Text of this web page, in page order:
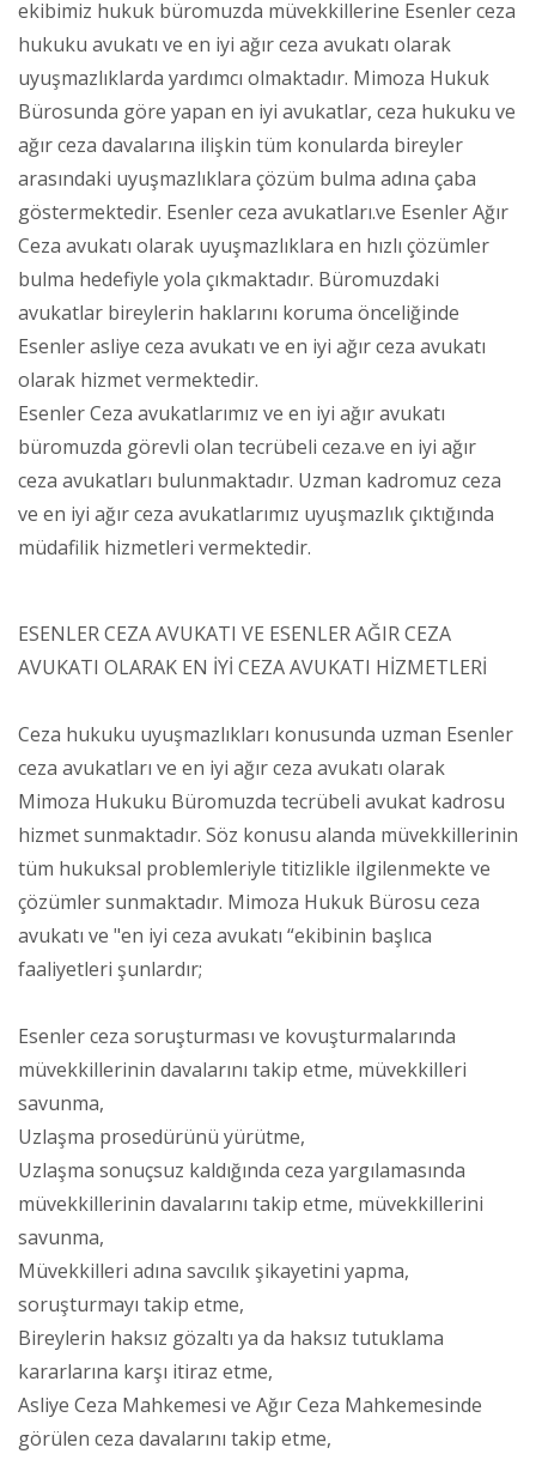
ekibimiz hukuk büromuzda müvekkillerine Esenler ceza
hukuku avukatı ve en iyi ağır ceza avukatı olarak
uyuşmazlıklarda yardımcı olmaktadır. Mimoza Hukuk
Bürosunda göre yapan en iyi avukatlar, ceza hukuku ve
ağır ceza davalarına ilişkin tüm konularda bireyler
arasındaki uyuşmazlıklara çözüm bulma adına çaba
göstermektedir. Esenler ceza avukatları.ve Esenler Ağır
Ceza avukatı olarak uyuşmazlıklara en hızlı çözümler
bulma hedefiyle yola çıkmaktadır. Büromuzdaki
avukatlar bireylerin haklarını koruma önceliğinde
Esenler asliye ceza avukatı ve en iyi ağır ceza avukatı
olarak hizmet vermektedir.
Esenler Ceza avukatlarımız ve en iyi ağır avukatı
büromuzda görevli olan tecrübeli ceza.ve en iyi ağır
ceza avukatları bulunmaktadır. Uzman kadromuz ceza
ve en iyi ağır ceza avukatlarımız uyuşmazlık çıktığında
müdafilik hizmetleri vermektedir.
ESENLER CEZA AVUKATI VE ESENLER AĞIR CEZA
AVUKATI OLARAK EN İYİ CEZA AVUKATI HİZMETLERİ
Ceza hukuku uyuşmazlıkları konusunda uzman Esenler
ceza avukatları ve en iyi ağır ceza avukatı olarak
Mimoza Hukuku Büromuzda tecrübeli avukat kadrosu
hizmet sunmaktadır. Söz konusu alanda müvekkillerinin
tüm hukuksal problemleriyle titizlikle ilgilenmekte ve
çözümler sunmaktadır. Mimoza Hukuk Bürosu ceza
avukatı ve "en iyi ceza avukatı “ekibinin başlıca
faaliyetleri şunlardır;
Esenler ceza soruşturması ve kovuşturmalarında
müvekkillerinin davalarını takip etme, müvekkilleri
savunma,
Uzlaşma prosedürünü yürütme,
Uzlaşma sonuçsuz kaldığında ceza yargılamasında
müvekkillerinin davalarını takip etme, müvekkillerini
savunma,
Müvekkilleri adına savcılık şikayetini yapma,
soruşturmayı takip etme,
Bireylerin haksız gözaltı ya da haksız tutuklama
kararlarına karşı itiraz etme,
Asliye Ceza Mahkemesi ve Ağır Ceza Mahkemesinde
görülen ceza davalarını takip etme,